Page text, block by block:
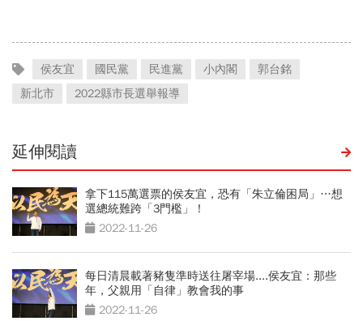
侯友宜 國民黨 民進黨 小內閣
郭台銘
新北市
2022縣市長選舉報導
延伸閱讀
拿下115萬選票的侯友宜，恐有「朱立倫困局」…想
選總統難跨「3門檻」！
2022-11-26
每日清晨載著豬隻準時送往屠宰場....侯友宜：那些
年，父親用「自律」教會我的事
2022-11-26